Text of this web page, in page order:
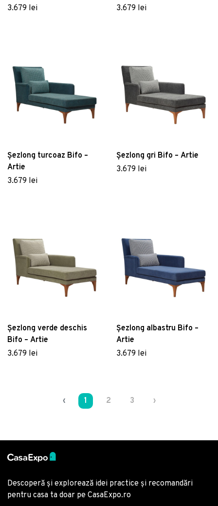
3.679 lei
3.679 lei
Șezlong turcoaz Bifo –
Artie
3.679 lei
Șezlong gri Bifo – Artie
3.679 lei
Șezlong verde deschis
Bifo – Artie
3.679 lei
Șezlong albastru Bifo –
Artie
3.679 lei
‹ 1 2 3 ›
Descoperă și explorează idei practice și recomandări
pentru casa ta doar pe CasaExpo.ro